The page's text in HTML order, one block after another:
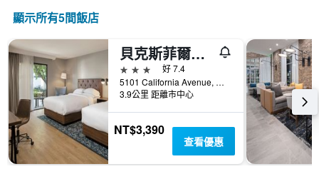
軸，
示
平
均
價
格
有
X
軸，
顯
示
一
週
中
的
各
顯示所有5間飯店
貝克斯菲爾德福朋喜來登酒店
3星級
好 7.4
5101 California Avenue, 貝克斯菲爾德, CA, 美國
3.9公里 距離市中心
NT$3,390
查看優惠